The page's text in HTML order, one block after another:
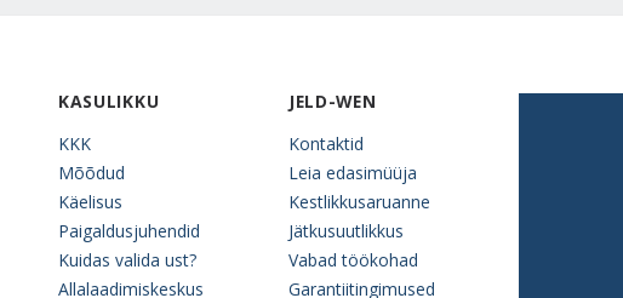
KASULIKKU
KKK
Mõõdud
Käelisus
Paigaldusjuhendid
Kuidas valida ust?
Allalaadimiskeskus
JELD-WEN
Kontaktid
Leia edasimüüja
Kestlikkusaruanne
Jätkusuutlikkus
Vabad töökohad
Garantiitingimused